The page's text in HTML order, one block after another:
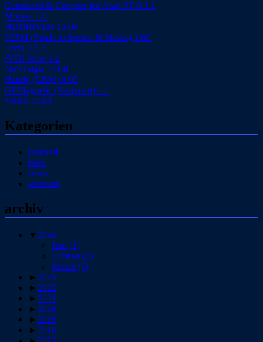
Command & Conquer for Atari ST 0.1.1
Motosu 1.0
HDDRIVER 13.00
P2SM (Pixels to Sprites & Masks) 1.6C
Forth 0.8.3
fVDI Snap 1.2
NoSTalgia 2.0b8
Handy (GEM) 0.95
GEMagnetic (Respawn) 1.1
Vision 5.0a0
Kategorien
featured
links
news
software
archiv
▼ 2026
Juni (2)
Februar(2)
Januar(6)
► 2025
► 2022
► 2021
► 2020
► 2019
► 2018